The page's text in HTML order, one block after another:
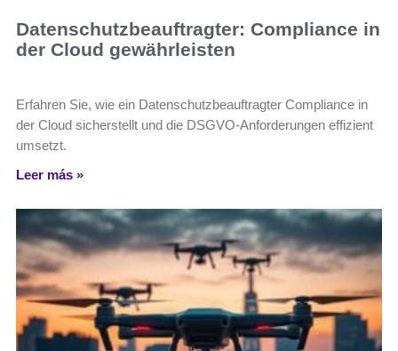
Datenschutzbeauftragter: Compliance in
der Cloud gewährleisten
Erfahren Sie, wie ein Datenschutzbeauftragter Compliance in
der Cloud sicherstellt und die DSGVO-Anforderungen effizient
umsetzt.
Leer más »